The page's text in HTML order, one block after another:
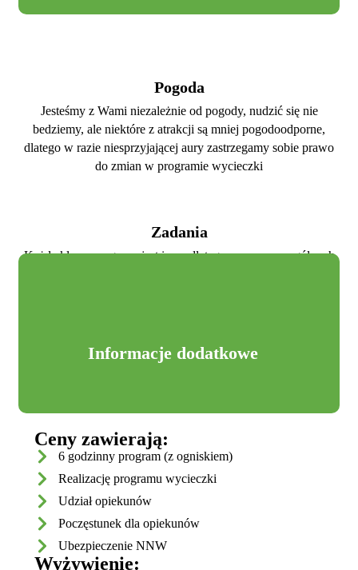
Pogoda
Jesteśmy z Wami niezależnie od pogody, nudzić się nie
bedziemy, ale niektóre z atrakcji są mniej pogodoodporne,
dlatego w razie niesprzyjającej aury zastrzegamy sobie prawo
do zmian w programie wycieczki
Zadania
Każda klasa czy grupa jest inna, dlatego czas poszczególnych
Informacje dodatkowe
Ceny zawierają:
6 godzinny program (z ogniskiem)
Realizację programu wycieczki
Udział opiekunów
Poczęstunek dla opiekunów
Ubezpieczenie NNW
Wyżywienie: